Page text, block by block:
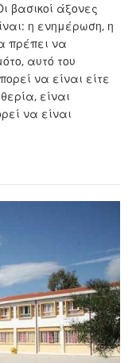
βασικοί άξονες
η ενημέρωση, η
πρέπει να
αυτό του
να είναι είτε
είναι
να είναι